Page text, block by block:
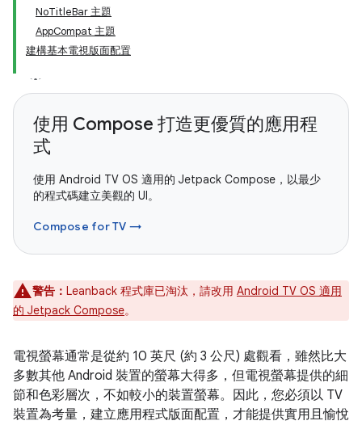
NoTitleBar 主題
AppCompat 主題
建構基本電視版面配置
使用 Compose 打造更優質的應用程
式
使用 Android TV OS 適用的 Jetpack Compose，以最少
的程式碼建立美觀的 UI。
Compose for TV →
警告： Leanback 程式庫已淘汰，請改用 Android TV OS 適用
的 Jetpack Compose。
電視螢幕通常是從約 10 英尺 (約 3 公尺) 處觀看，雖然比大
多數其他 Android 裝置的螢幕大得多，但電視螢幕提供的細
節和色彩層次，不如較小的裝置螢幕。因此，您必須以 TV
裝置為考量，建立應用程式版面配置，才能提供實用且愉悅